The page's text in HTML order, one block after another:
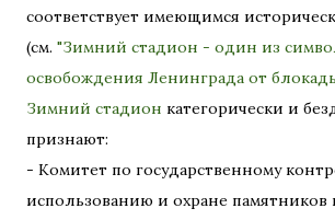
соответствует имеющимся
(см. "Зимний стадион - один из
освобождения Ленинграда от
Зимний стадион категорически и
признают:
- Комитет по государственному
использованию и охране памятников